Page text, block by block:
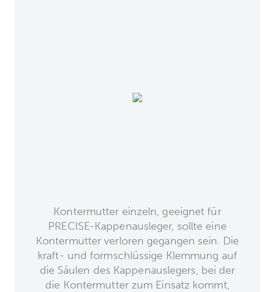
Kontermutter einzeln, geeignet für
PRECISE-Kappenausleger, sollte eine
Kontermutter verloren gegangen sein. Die
kraft- und formschlüssige Klemmung auf
die Säulen des Kappenauslegers, bei der
die Kontermutter zum Einsatz kommt,